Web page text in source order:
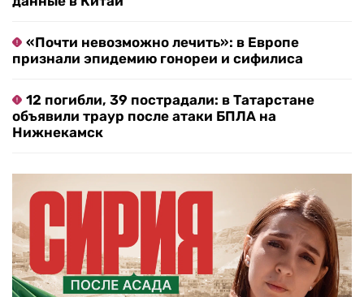
«Почти невозможно лечить»: в Европе
признали эпидемию гонореи и сифилиса
12 погибли, 39 пострадали: в Татарстане
объявили траур после атаки БПЛА на
Нижнекамск